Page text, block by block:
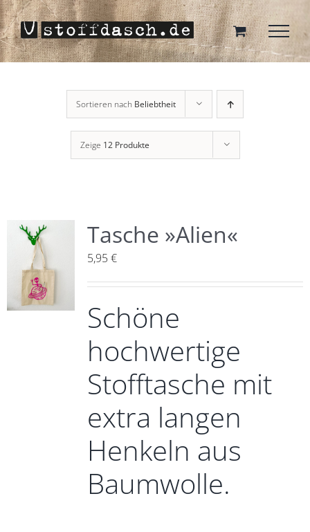
Zum
Inhalt
springen
Sortieren nach Beliebtheit
Zeige 12 Produkte
Tasche »Alien«
5,95€
Schöne
hochwertige
Stofftasche mit
extra langen
Henkeln aus
Baumwolle.